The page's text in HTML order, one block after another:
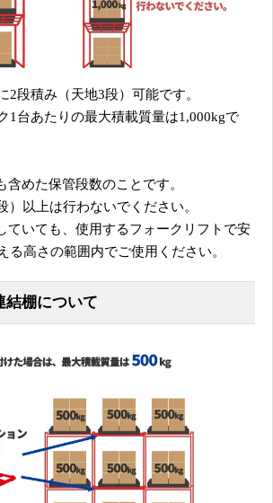
2段積み（天地3段）可能です。
1台あたりの最大積載質量は1,000kgで
めた保管段数のことです。
以上は行わないでください。
ていても、使用するフォークリフトで安
る高さの範囲内でご使用ください。
結棚について